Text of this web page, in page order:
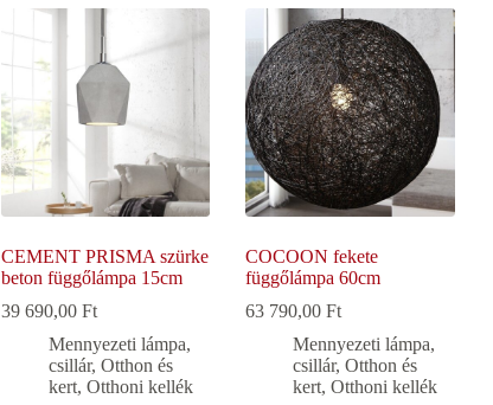
CEMENT PRISMA szürke
beton függőlámpa 15cm
39 690,00Ft
Mennyezeti lámpa,
csillár,Otthon és
kert,Otthoni kellék
COCOON fekete
függőlámpa 60cm
63 790,00Ft
Mennyezeti lámpa,
csillár,Otthon és
kert,Otthoni kellék